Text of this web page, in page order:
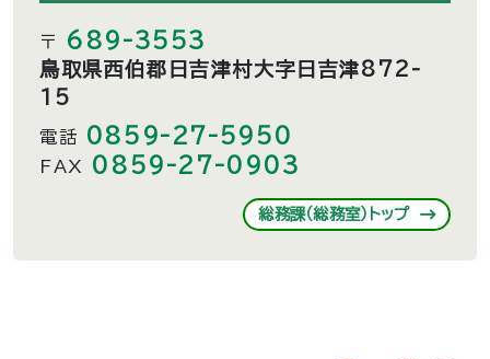
〒 689-3553
鳥取県西伯郡日吉津村大字日吉津872-
15
電話 0859-27-5950
FAX 0859-27-0903
総務課（総務室）トップ